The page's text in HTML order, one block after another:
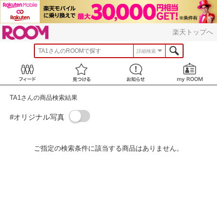
楽天トップへ
TA1 さんのROOMで探す 詳細検索
見つける お知らせ
TA1さんの商品検索結果
#オリジナル写真
ご指定の検索条件に該当する商品はありません。